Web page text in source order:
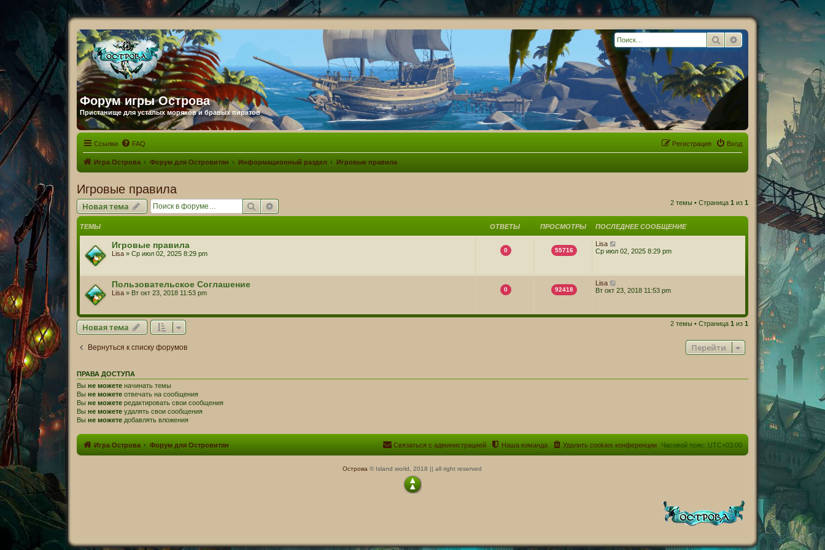
Форум игры Острова
Пристанище для усталых моряков и бравых пиратов
Поиск Расширенный поиск
Ссылки FAQ Вход
Регистрация
Игра Острова Форум для Островитян Информационный раздел Игровые правила
Игровые правила
Новая тема Поиск 2 темы • Страница1 из1
ТЕМЫ ОТВЕТЫ ПРОСМОТРЫ ПОСЛЕДНЕЕ СООБЩЕНИЕ
Игровые правила
Lisa» Ср июл 02, 2025 8:29 pm 0 55716
Lisa
Ср июл 02, 2025 8:29 pm
Пользовательское Соглашение
Lisa» Вт окт 23, 2018 11:53 pm 0 92418
Lisa
Вт окт 23, 2018 11:53 pm
Новая тема 2 темы • Страница1 из1
Вернуться к списку форумов Перейти
ПРАВА ДОСТУПА
Вы не можетеначинать темы
Вы не можетеотвечать на сообщения
Вы не можетередактировать свои сообщения
Вы не можетеудалять свои сообщения
Вы не можетедобавлять вложения
Игра Острова Форум для Островитян Часовой пояс: UTC+03:00
Удалить cookies конференции
Наша команда
Связаться с администрацией
Острова © Island world, 2018 || all right reserved